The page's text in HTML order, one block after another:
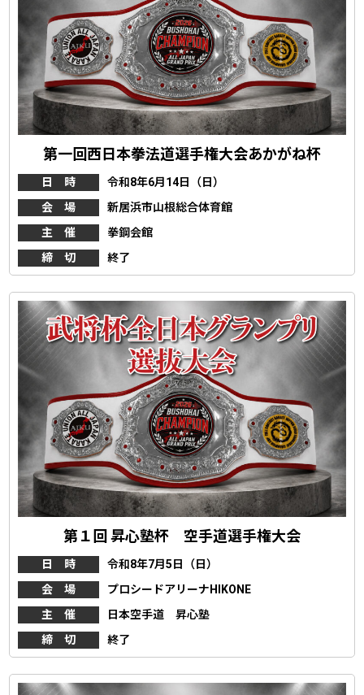
第一回西日本拳法道選手権大会あかがね杯
日 時
令和8年6月14日（日）
会 場
新居浜市山根総合体育館
主 催
拳鋼会館
締 切
終了
第１回 昇心塾杯 空手道選手権大会
日 時
令和8年7月5日（日）
会 場
プロシードアリーナHIKONE
主 催
日本空手道 昇心塾
締 切
終了